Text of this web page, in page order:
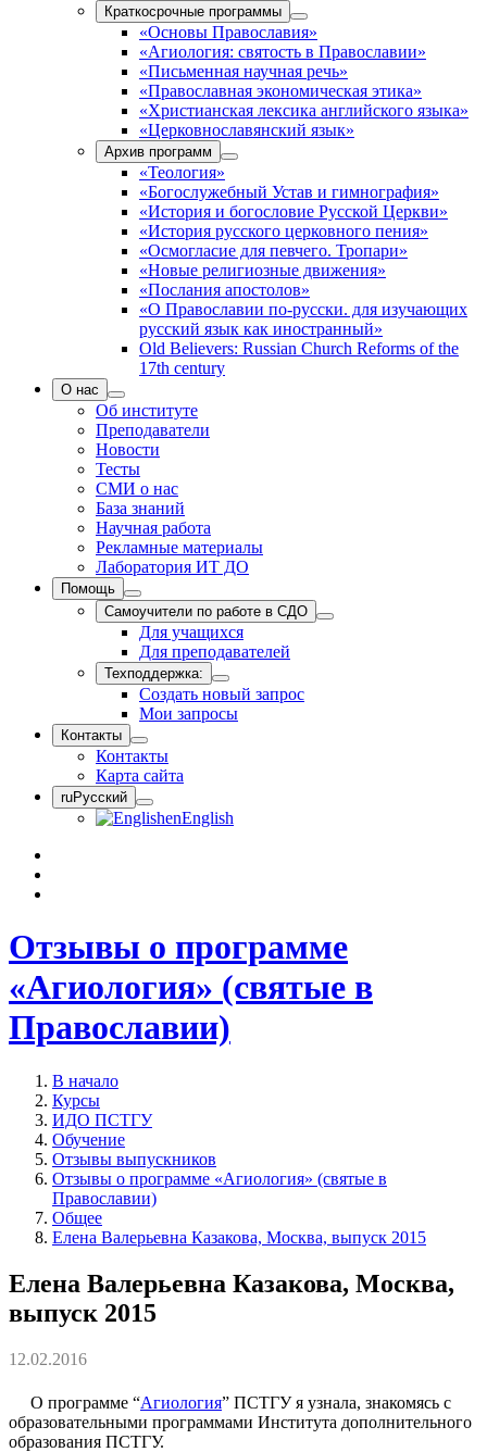
Краткосрочные программы
«Основы Православия»
«Агиология: святость в Православии»
«Письменная научная речь»
«Православная экономическая этика»
«Христианская лексика английского языка»
«Церковнославянский язык»
Архив программ
«Теология»
«Богослужебный Устав и гимнография»
«История и богословие Русской Церкви»
«История русского церковного пения»
«Осмогласие для певчего. Тропари»
«Новые религиозные движения»
«Послания апостолов»
«О Православии по-русски. для изучающих
русский язык как иностранный»
Old Believers: Russian Church Reforms of the
17th century
О нас
Об институте
Преподаватели
Новости
Тесты
СМИ о нас
База знаний
Научная работа
Рекламные материалы
Лаборатория ИТ ДО
Помощь
Самоучители по работе в СДО
Для учащихся
Для преподавателей
Техподдержка:
Создать новый запрос
Мои запросы
Контакты
Контакты
Карта сайта
ruРусский
enEnglish
Отзывы о программе
«Агиология» (святые в
Православии)
В начало
Курсы
ИДО ПСТГУ
Обучение
Отзывы выпускников
Отзывы о программе «Агиология» (святые в
Православии)
Общее
Елена Валерьевна Казакова, Москва, выпуск 2015
Елена Валерьевна Казакова, Москва,
выпуск 2015
12.02.2016
О программе “Агиология” ПСТГУ я узнала, знакомясь с
образовательными программами Института дополнительного
образования ПСТГУ.